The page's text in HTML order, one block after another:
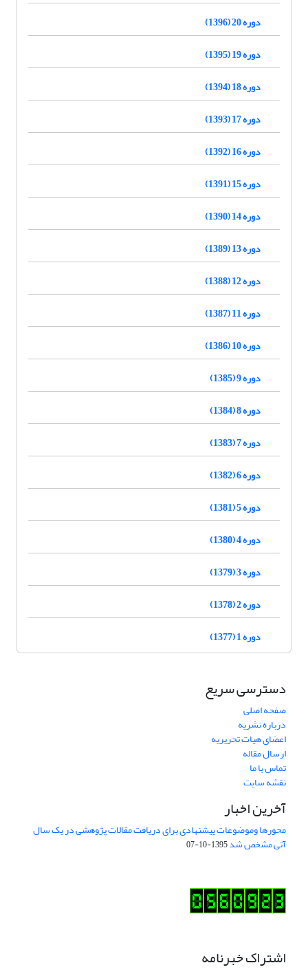
دوره 20 (1396)
دوره 19 (1395)
دوره 18 (1394)
دوره 17 (1393)
دوره 16 (1392)
دوره 15 (1391)
دوره 14 (1390)
دوره 13 (1389)
دوره 12 (1388)
دوره 11 (1387)
دوره 10 (1386)
دوره 9 (1385)
دوره 8 (1384)
دوره 7 (1383)
دوره 6 (1382)
دوره 5 (1381)
دوره 4 (1380)
دوره 3 (1379)
دوره 2 (1378)
دوره 1 (1377)
دسترسی سریع
صفحه اصلی
درباره نشریه
اعضای هیات تحریریه
ارسال مقاله
تماس با ما
نقشه سایت
آخرین اخبار
محورها وموضوعات پیشنهادی برای دریافت مقالات پژوهشی در یک سال
آتی مشخص شد1395-10-07
اشتراک خبرنامه